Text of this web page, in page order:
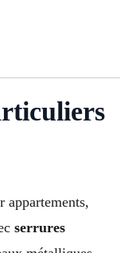
appartements,
serrures